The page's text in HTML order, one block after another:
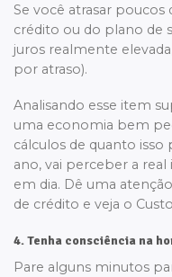
Se você atrasar
crédito ou do plano de
juros realmente
por atraso).
Analisando esse item
uma economia bem
cálculos de quanto
ano, vai perceber a
em dia. Dê uma
de crédito e veja o
4. Tenha consciência na
Pare alguns minutos